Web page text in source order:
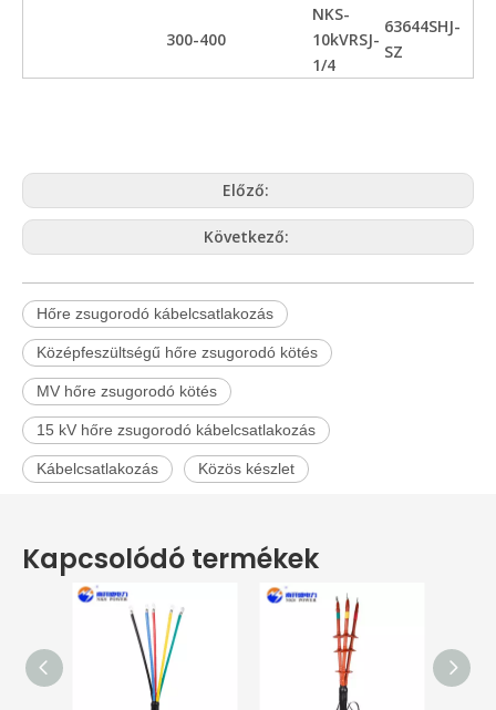
300-400
NKS-
10kVRSJ-
1/4
63644SHJ-
SZ
Előző:
Következő:
Hőre zsugorodó kábelcsatlakozás
Középfeszültségű hőre zsugorodó kötés
MV hőre zsugorodó kötés
15 kV hőre zsugorodó kábelcsatlakozás
Kábelcsatlakozás Közös készlet
Kapcsolódó termékek